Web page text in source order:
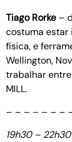
Tiago Rorke –
costuma estar
física, e
Wellington,
trabalhar
MILL.
– – – – – – –
19h30 –